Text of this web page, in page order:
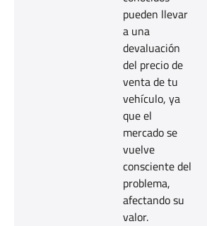
pueden llevar
a una
devaluación
del precio de
venta de tu
vehículo, ya
que el
mercado se
vuelve
consciente del
problema,
afectando su
valor.